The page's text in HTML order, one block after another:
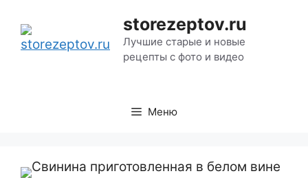
содержимому
storezeptov.ru
Лучшие старые и новые
рецепты с фото и видео
Меню